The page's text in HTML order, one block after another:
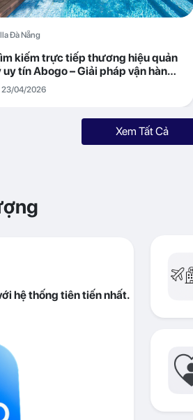
Đà Nẵng
kiếm trực tiếp thương hiệu quản
uy tín Abogo – Giải pháp vận hành
hiệu quả, minh bạch
23/04/2026
Xem Tất Cả
hệ thống tiên tiến nhất.